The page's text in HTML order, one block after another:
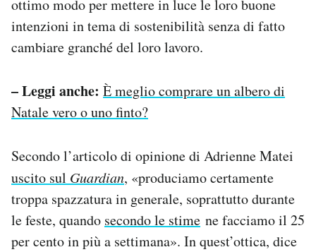
ottimo modo per mettere in luce le loro buone
intenzioni in tema di sostenibilità senza di fatto
cambiare granché del loro lavoro.
– Leggi anche: È meglio comprare un albero di
Natale vero o uno finto?
Secondo l’articolo di opinione di Adrienne Matei
uscito sul Guardian, «produciamo certamente
troppa spazzatura in generale, soprattutto durante
le feste, quando secondo le stime ne facciamo il 25
per cento in più a settimana». In quest’ottica, dice